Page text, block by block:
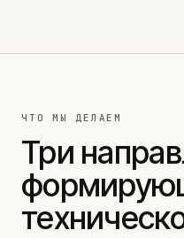
ЧТО МЫ ДЕЛАЕМ
Три